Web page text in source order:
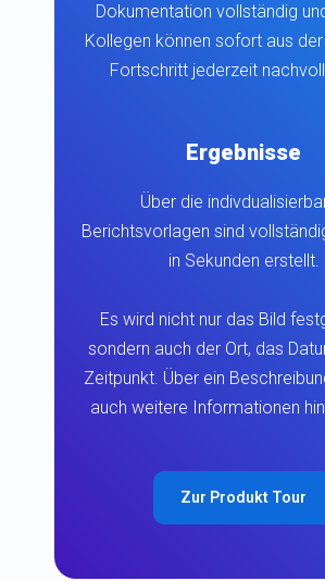
Dokumentation vollständig
Kollegen können sofort aus
Fortschritt jederzeit
Ergebnisse
Über die
Berichtsvorlagen sind
in Sekunden erstellt.
Es wird nicht nur das Bild
sondern auch der Ort, das
Zeitpunkt. Über ein
auch weitere Informationen
Zur Produkt Tour